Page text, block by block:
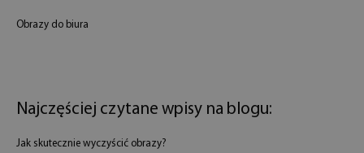
Obrazy do biura
Najczęściej czytane wpisy na blogu:
Jak skutecznie wyczyścić obrazy?